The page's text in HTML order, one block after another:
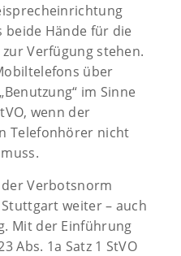
beide Hände für die
Verfügung stehen.
über
im Sinne
wenn der
Telefonhörer nicht
Verbotsnorm
weiter – auch
Mit der Einführung
Abs. 1a Satz 1 StVO